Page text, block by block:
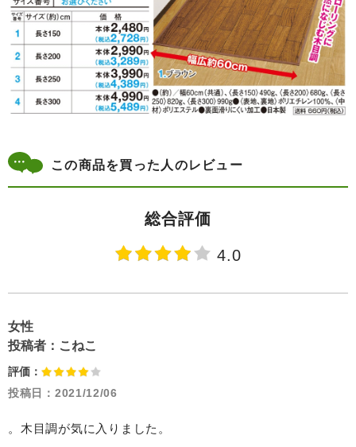
この商品を買った人のレビュー
総合評価
4.0
女性
投稿者： こねこ
評価：
投稿日： 2021/12/06
。木目調が気に入りました。